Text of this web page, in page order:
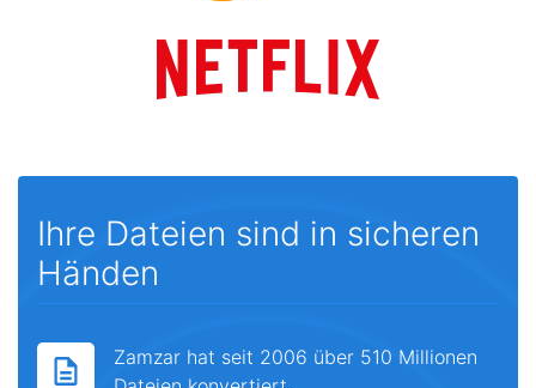
Ihre Dateien sind in sicheren
Händen
Zamzar hat seit 2006 über 510 Millionen